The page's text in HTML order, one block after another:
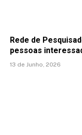
Rede de
pessoas
13 de Junho, 2026